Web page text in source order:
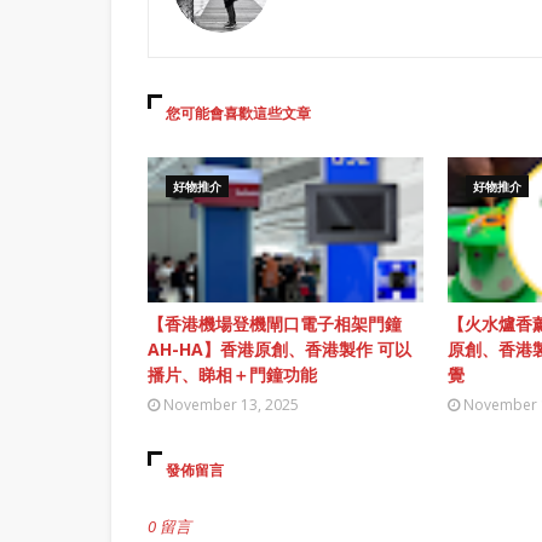
您可能會喜歡這些文章
好物推介
【香港機場登機閘口電子相架門鐘
AH-HA】香港原創、香港製作 可以
播片、睇相＋門鐘功能
November 13, 2025
好物推介
【火水爐
原創、香港
覺
November
發佈留言
0 留言